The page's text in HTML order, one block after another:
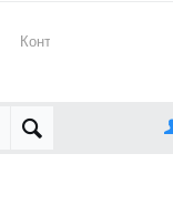
Контакты